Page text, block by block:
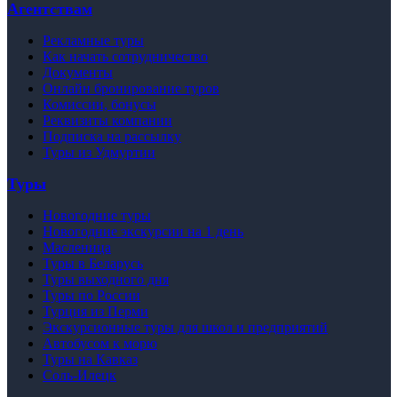
Агентствам
Рекламные туры
Как начать сотрудничество
Документы
Онлайн бронирование туров
Комиссии, бонусы
Реквизиты компании
Подписка на рассылку
Туры из Удмуртии
Туры
Новогодние туры
Новогодние экскурсии на 1 день
Масленица
Туры в Беларусь
Туры выходного дня
Туры по России
Турция из Перми
Экскурсионные туры для школ и предприятий
Автобусом к морю
Туры на Кавказ
Соль-Илецк